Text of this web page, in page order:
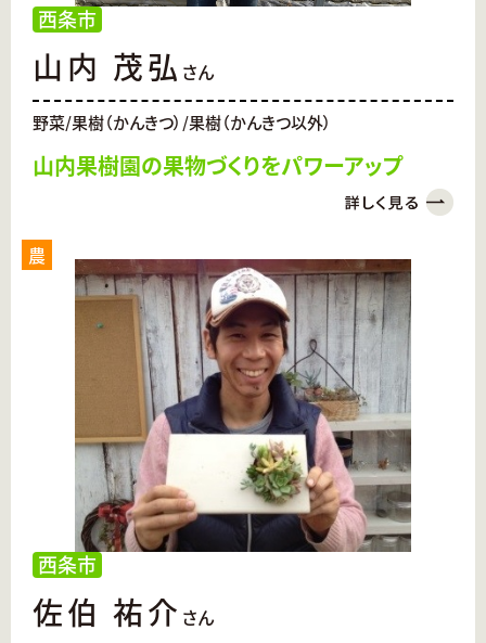
西条市
山内 茂弘 さん
野菜/果樹（かんきつ）/果樹（かんきつ以外）
山内果樹園の果物づくりをパワーアップ
農
西条市
佐伯 祐介 さん